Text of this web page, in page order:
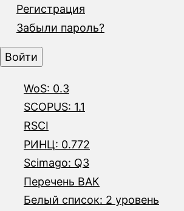
Регистрация
Забыли пароль?
WoS: 0.3
SCOPUS: 1.1
RSCI
РИНЦ: 0.772
Scimago: Q3
Перечень ВАК
Белый список: 2 уровень